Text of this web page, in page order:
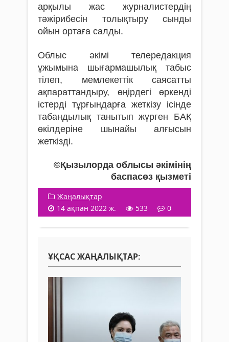
арқылы жас журналистердің
тәжірибесін толықтыру сынды
ойын ортаға салды.
Облыс әкімі телередакция
ұжымына шығармашылық табыс
тілеп, мемлекеттік саясатты
ақпараттандыру, өңірдегі өркенді
істерді тұрғындарға жеткізу ісінде
табандылық танытып жүрген БАҚ
өкілдеріне шынайы алғысын
жеткізді.
©Қызылорда облысы әкімінің
баспасөз қызметі
Жаңалықтар
14 ақпан 2022 ж.
533 0
ҰҚСАС ЖАҢАЛЫҚТАР: